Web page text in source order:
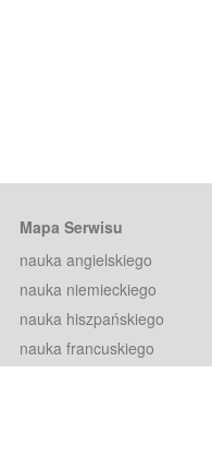
Mapa Serwisu
nauka angielskiego
nauka niemieckiego
nauka hiszpańskiego
nauka francuskiego